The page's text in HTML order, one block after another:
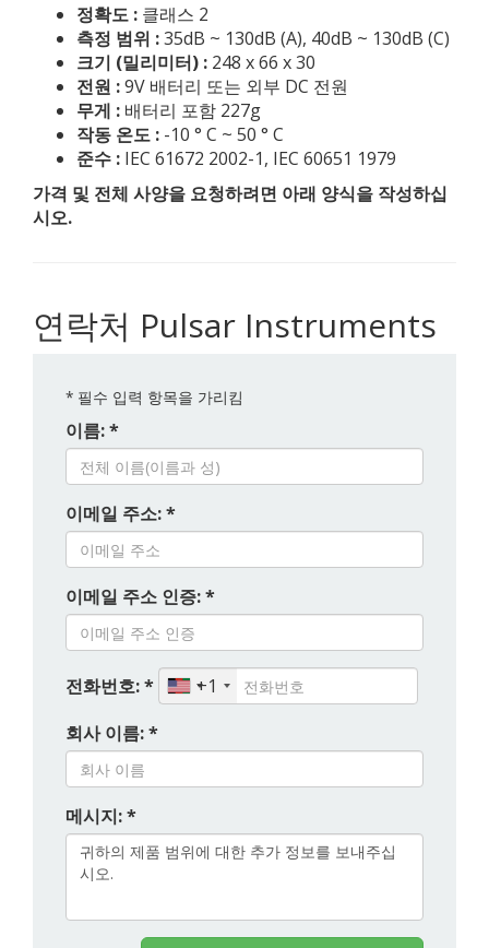
정확도 : 클래스 2
측정 범위 :35dB ~ 130dB (A), 40dB ~ 130dB (C)
크기 (밀리미터) : 248 x 66 x 30
전원 :9V 배터리 또는 외부 DC 전원
무게 : 배터리 포함 227g
작동 온도 : -10 ° C ~ 50 ° C
준수 : IEC 61672 2002-1, IEC 60651 1979
가격 및 전체 사양을 요청하려면 아래 양식을 작성하십
시오.
연락처 Pulsar Instruments
* 필수 입력 항목을 가리킴
이름: *
이메일 주소: *
이메일 주소 인증: *
전화번호: *
+1
회사 이름: *
메시지: *